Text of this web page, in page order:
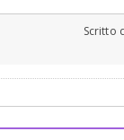
Scritto